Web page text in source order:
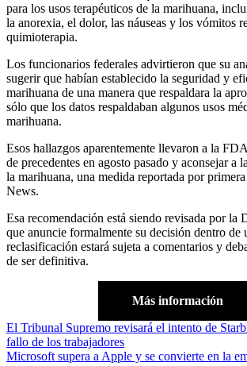
para los usos terapéuticos de la marihuana,
la anorexia, el dolor, las náuseas y los vómitos
quimioterapia.
Los funcionarios federales advirtieron que su
sugerir que habían establecido la seguridad y
marihuana de una manera que respaldara la
sólo que los datos respaldaban algunos usos
marihuana.
Esos hallazgos aparentemente llevaron a la
de precedentes en agosto pasado y aconsejar a
la marihuana, una medida reportada por
News.
Esa recomendación está siendo revisada por la
que anuncie formalmente su decisión dentro de
reclasificación estará sujeta a comentarios y
de ser definitiva.
Más información
Navegación
de
El Tribunal Supremo revisará el intento de
fallo de los trabajadores
Microsoft supera a Apple y se convierte en la